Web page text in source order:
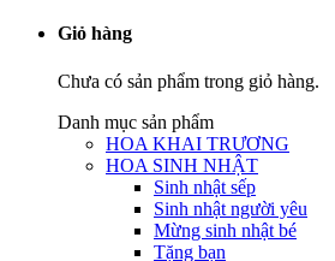
Giỏ hàng
Chưa có sản phẩm trong giỏ hàng.
Danh mục sản phẩm
HOA KHAI TRƯƠNG
HOA SINH NHẬT
Sinh nhật sếp
Sinh nhật người yêu
Mừng sinh nhật bé
Tặng bạn